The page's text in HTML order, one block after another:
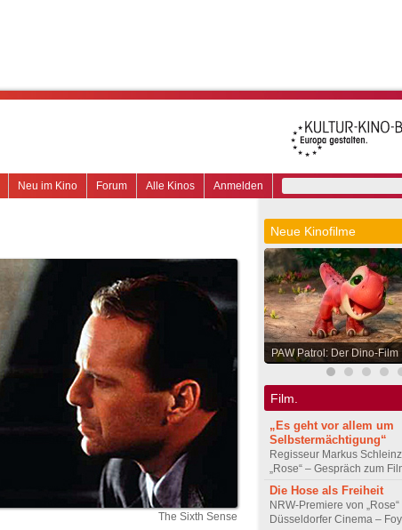
Anmelden
Alle Kinos
Forum
Neu im Kino
The Sixth Sense
Neue Kinofilme
PAW Patrol: Der Dino-Film
Film.
„Es geht vor allem um
Selbstermächtigung“
Regisseur Markus
„Rose“ – Gespräch zum
Die Hose als Freiheit
NRW-Premiere von „Rose“
Düsseldorfer Cinema –